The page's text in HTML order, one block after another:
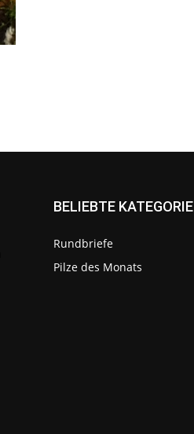
BELIEBTE KATEGORIE
Rundbriefe
Pilze des Monats